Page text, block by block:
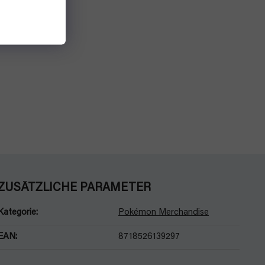
PARAMETER
: Pokémon Merchandise
: 8718526139297